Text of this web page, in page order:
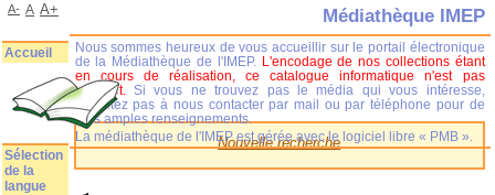
Nouvelle recherche
Médiathèque IMEP
Nous sommes heureux de vous accueillir sur le portail électronique
de la Médiathèque de l'IMEP. L'encodage de nos collections étant
en cours de réalisation, ce catalogue informatique n'est pas
complet.
Si vous ne trouvez pas le média qui vous intéresse,
n'hésitez pas à nous contacter par mail ou par téléphone pour de
plus amples renseignements.
La médiathèque de l'IMEP est gérée avec le logiciel libre « PMB ».
A- A A+
Accueil
Sélection
de la
langue